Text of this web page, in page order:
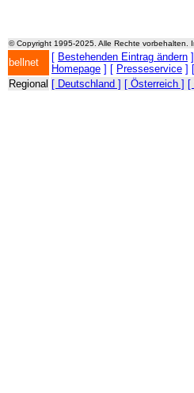
© Copyright 1995-2025. Alle Rechte vorbehalten.
bellnet [ Bestehenden Eintrag ändern
Homepage ] [ Presseservice ] [
Regional [ Deutschland ] [ Österreich ] [